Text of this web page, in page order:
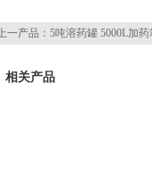
一产品： 5吨溶药罐 5000L加
相关产品